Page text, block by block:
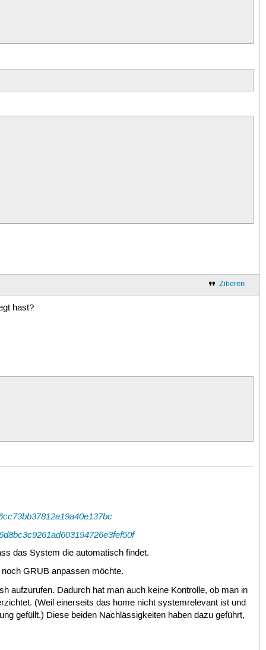
2
Zitieren
hast?
das System die automatisch findet.
GRUB anpassen möchte.
aufzurufen. Dadurch hat man auch keine Kontrolle, ob man in
(Weil einerseits das home nicht systemrelevant ist und
gefüllt.) Diese beiden Nachlässigkeiten haben dazu geführt,